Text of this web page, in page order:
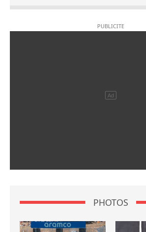
PHOTOS